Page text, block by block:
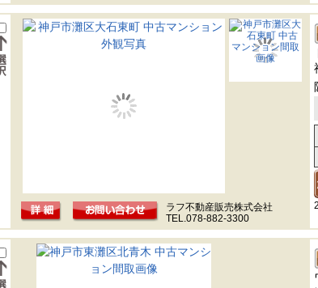
ラフ不動産販売株式会社
TEL.078-882-3300